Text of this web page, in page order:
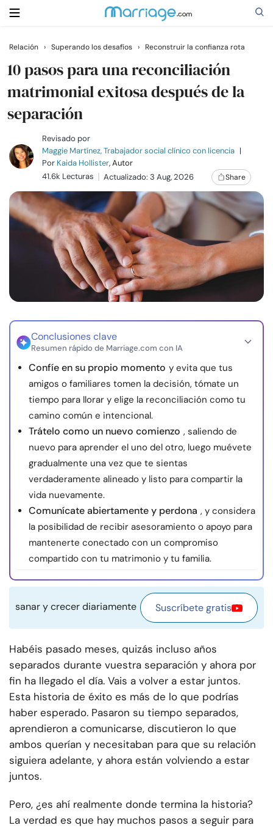
Buscar
Casarse
Relaciones
Familia
Ayuda
Recursos
Comunidad
Encuentra un terapeuta
Idioma
© Copyright 2026. Todos los derechos reservados.
Relación › Superando los desafíos › Reconstruir la confianza rota
10 pasos para una reconciliación
matrimonial exitosa después de la
separación
Revisado por
Maggie Martínez, Trabajador social clínico con licencia |
Por Kaida Hollister, Autor
41.6k Lecturas
Actualizado: 3 Aug, 2026 Share
Conclusiones clave
Resumen rápido de Marriage.com con IA
Confíe en su propio momento y evita que tus
amigos o familiares tomen la decisión, tómate un
tiempo para llorar y elige la reconciliación como tu
camino común e intencional.
Trátelo como un nuevo comienzo , saliendo de
nuevo para aprender el uno del otro, luego muévete
gradualmente una vez que te sientas
verdaderamente alineado y listo para compartir la
vida nuevamente.
Comunícate abiertamente y perdona , y considera
la posibilidad de recibir asesoramiento o apoyo para
mantenerte conectado con un compromiso
compartido con tu matrimonio y tu familia.
sanar y crecer diariamente Suscríbete gratis
Habéis pasado meses, quizás incluso años
separados durante vuestra separación y ahora por
fin ha llegado el día. Vais a volver a estar juntos.
Esta historia de éxito es más de lo que podrías
haber esperado. Pasaron su tiempo separados,
aprendieron a comunicarse, discutieron lo que
ambos querían y necesitaban para que su relación
siguiera adelante, y ahora están volviendo a estar
juntos.
Pero, ¿es ahí realmente donde termina la historia?
La verdad es que hay muchos pasos a seguir para